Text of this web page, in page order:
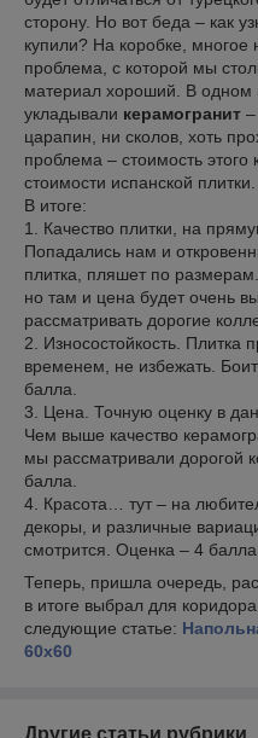
сторону. Но вот беда – как
купили? На коробке,
проблема, с которой мы
материал хороший. В одном
укладывали керамогранит
царапин, ни сколов, хоть
проблема – стоимость
стоимости испанской плитки.
В итоге:
1. Качество плитки, на
Попадались нам и
плитка, пляшет по
но там и цена будет очень
рассматривать дорогие
2. Износостойкость. Плитка
временем, не избежать.
балла.
3. Цена. Точную оценку в
Чем выше качество
мы рассматривали дорогой
балла.
4. Красота… тут – на
декоры, и различные
смотрится. Оценка – 4 балла.
Теперь, пришла очередь,
в итоге выбрал для
следующие статье:
60х60
Другие статьи рубрики